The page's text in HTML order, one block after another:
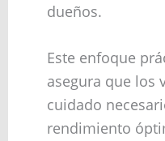
dueños.
Este enfoque
asegura que los
cuidado
rendimiento